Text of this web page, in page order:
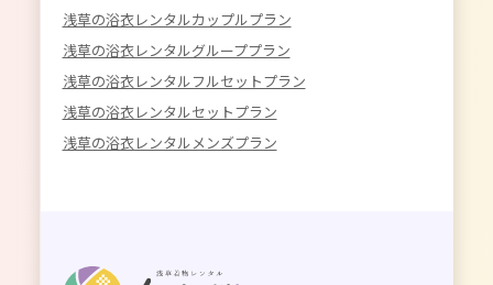
浅草の浴衣レンタルカップルプラン
浅草の浴衣レンタルグループプラン
浅草の浴衣レンタルフルセットプラン
浅草の浴衣レンタルセットプラン
浅草の浴衣レンタルメンズプラン